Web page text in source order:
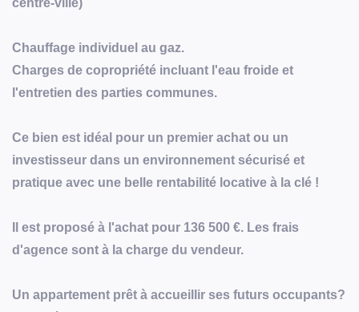
Chauffage individuel au gaz.
Charges de copropriété incluant l'eau froide et
l'entretien des parties communes.
Ce bien est idéal pour un premier achat ou un
investisseur dans un environnement sécurisé et
pratique avec une belle rentabilité locative à la clé !
Il est proposé à l'achat pour 136 500 €. Les frais
d'agence sont à la charge du vendeur.
Un appartement prêt à accueillir ses futurs occupants?